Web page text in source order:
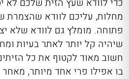
כדי לוודא שעץ הזית שלכם לא
מחלות, עליכם לוודא שהצמרת
פתוחה. מומלץ גם לוודא שלא
שיהיה קל יותר לאתר בעיות
חשוב מאוד לקטוף את כל
בו אפילו פרי אחד מיותר, מאחר